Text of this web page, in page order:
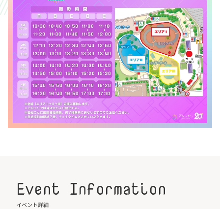
Event Information
イベント詳細